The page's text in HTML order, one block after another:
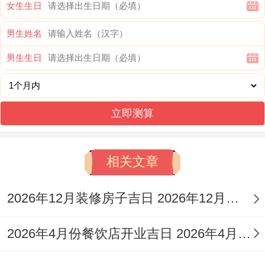
女生生日
男生姓名
男生生日
立即测算
相关文章
2026年12月装修房子吉日 2026年12月装修的好日子
2026年4月份餐饮店开业吉日 2026年4月饭店开业黄道吉日一览表